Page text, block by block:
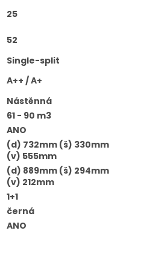
25
52
Single-split
A++ / A+
Nástěnná
61 - 90 m3
ANO
(d) 732mm (š) 330mm
(v) 555mm
(d) 889mm (š) 294mm
(v) 212mm
1+1
černá
ANO